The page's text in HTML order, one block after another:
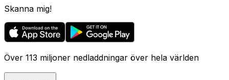
Skanna mig!
Över 113 miljoner nedladdningar över hela världen